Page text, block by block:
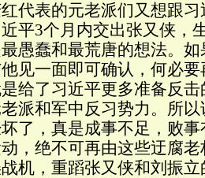
代表的元老派们又想跟
平3个月内交出张又侠，
愚蠢和最荒唐的想法。
见一面即可确认，何必
给了习近平更多准备反
派和军中反习势力。所
了，真是成事不足，败
，绝不可再由这些迂腐
机，重蹈张又侠和刘振